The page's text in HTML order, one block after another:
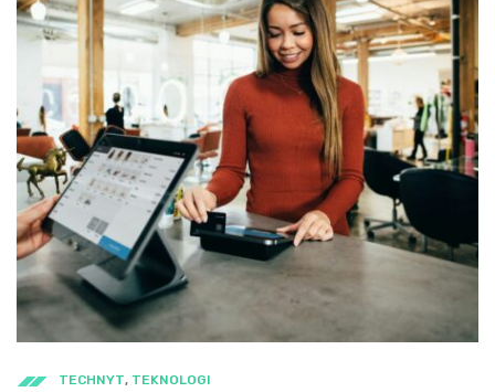
TECHNYT, TEKNOLOGI